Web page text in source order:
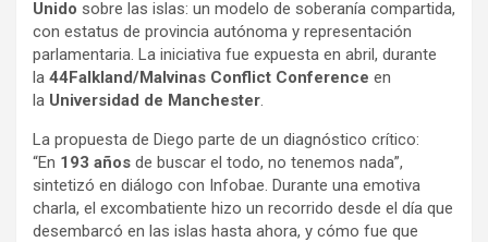
Unido sobre las islas: un modelo de soberanía compartida,
con estatus de provincia autónoma y representación
parlamentaria. La iniciativa fue expuesta en abril, durante
la 44Falkland/Malvinas Conflict Conference en
la Universidad de Manchester.
La propuesta de Diego parte de un diagnóstico crítico:
“En 193 años de buscar el todo, no tenemos nada”,
sintetizó en diálogo con Infobae. Durante una emotiva
charla, el excombatiente hizo un recorrido desde el día que
desembarcó en las islas hasta ahora, y cómo fue que